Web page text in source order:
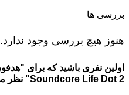
بررسی ها
هنوز هیچ بررسی وجود ندارد.
Soundcore Life Dot 2" نظر می دهد